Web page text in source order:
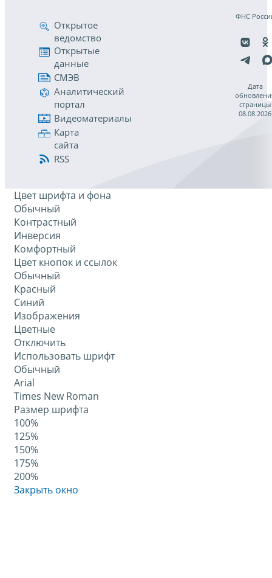
Открытое
ведомство
Открытые
данные
СМЭВ
Аналитический
портал
Видеоматериалы
Карта
сайта
RSS
ФНС
Дата
страницы
08.08.2026
Цвет шрифта и фона
Обычный
Контрастный
Инверсия
Комфортный
Цвет кнопок и ссылок
Обычный
Красный
Синий
Изображения
Цветные
Отключить
Использовать шрифт
Обычный
Arial
Times New Roman
Размер шрифта
100%
125%
150%
175%
200%
Закрыть окно